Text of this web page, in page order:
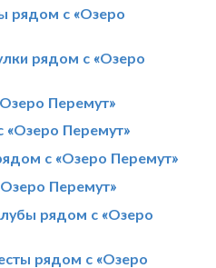
рядом с «Озеро
рядом с «Озеро
Перемут»
Перемут»
с «Озеро Перемут»
Перемут»
рядом с «Озеро
рядом с «Озеро